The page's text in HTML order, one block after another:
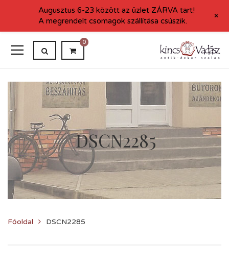
0
DSCN2285
Főoldal DSCN2285
Augusztus 6-23 között az üzlet ZÁRVA tart!
A megrendelt csomagok szállítása csúszik.
+